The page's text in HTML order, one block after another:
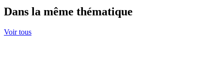
Dans la même thématique
Voir tous